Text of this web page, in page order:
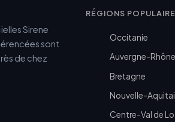
Sirene
sont
de chez
RÉGIONS
Occitanie
Auvergne-
Bretagne
Nouvelle-
Centre-Val de